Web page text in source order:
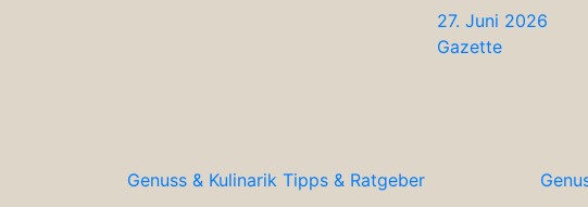
27. Juni 2026
Gazette
Genuss & Kulinarik Tipps & Ratgeber